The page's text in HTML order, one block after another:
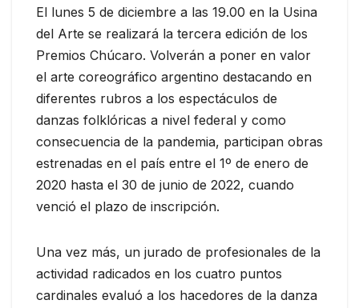
El lunes 5 de diciembre a las 19.00 en la Usina
del Arte se realizará la tercera edición de los
Premios Chúcaro. Volverán a poner en valor
el arte coreográfico argentino destacando en
diferentes rubros a los espectáculos de
danzas folklóricas a nivel federal y como
consecuencia de la pandemia, participan obras
estrenadas en el país entre el 1º de enero de
2020 hasta el 30 de junio de 2022, cuando
venció el plazo de inscripción.
Una vez más, un jurado de profesionales de la
actividad radicados en los cuatro puntos
cardinales evaluó a los hacedores de la danza